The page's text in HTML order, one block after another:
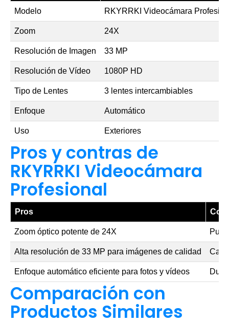
Modelo RKYRRKI Videocámara
Zoom 24X
Resolución de Imagen 33 MP
Resolución de Vídeo 1080P HD
Tipo de Lentes 3 lentes intercambiables
Enfoque Automático
Uso Exteriores
Pros y contras de
RKYRRKI Videocámara
Profesional
Pros
Zoom óptico potente de 24X
Alta resolución de 33 MP para imágenes de calidad
Enfoque automático eficiente para fotos y vídeos
Comparación con
Productos Similares